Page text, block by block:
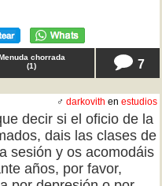
chorrada
(1) 7
♂ darkovith en estudios
decir si el oficio de la
dais las clases de
sesión y os acomodáis
años, por favor,